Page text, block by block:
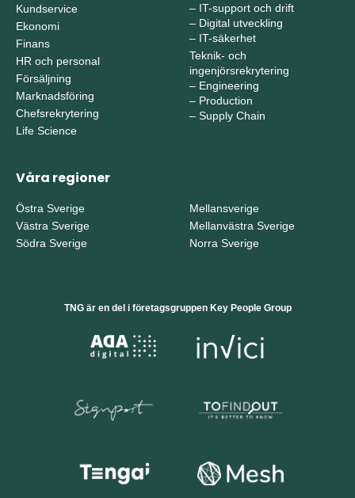
Kundservice
Ekonomi
Finans
HR och personal
Försäljning
Marknadsföring
Chefsrekrytering
Life Science
– IT-support och drift
– Digital utveckling
– IT-säkerhet
Teknik- och
ingenjörsrekrytering
– Engineering
– Production
– Supply Chain
Våra regioner
Östra Sverige
Västra Sverige
Södra Sverige
Mellansverige
Mellanvästra Sverige
Norra Sverige
TNG är en del i företagsgruppen Key People Group